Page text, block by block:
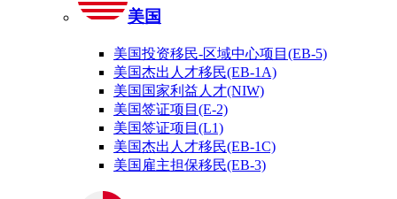
美国
美国投资移民-区域中心项目(EB-5)
美国杰出人才移民(EB-1A)
美国国家利益人才(NIW)
美国签证项目(E-2)
美国签证项目(L1)
美国杰出人才移民(EB-1C)
美国雇主担保移民(EB-3)